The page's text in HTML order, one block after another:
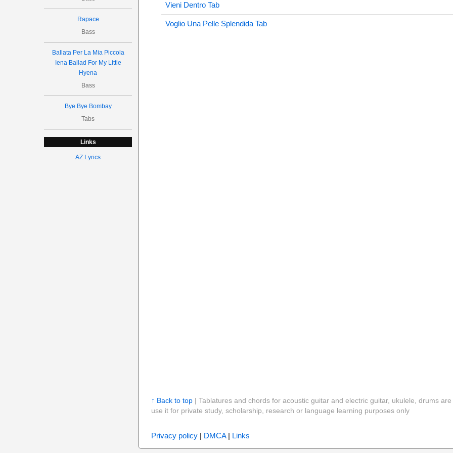
Rapace
Bass
Ballata Per La Mia Piccola
Iena Ballad For My Little
Hyena
Bass
Bye Bye Bombay
Tabs
Links
AZ Lyrics
Vieni Dentro Tab
Voglio Una Pelle Splendida Tab
↑ Back to top| Tablatures and chords for acoustic guitar and electric guitar, ukulele, drums
use it for private study, scholarship, research or language learning purposes only
Privacy policy| DMCA| Links